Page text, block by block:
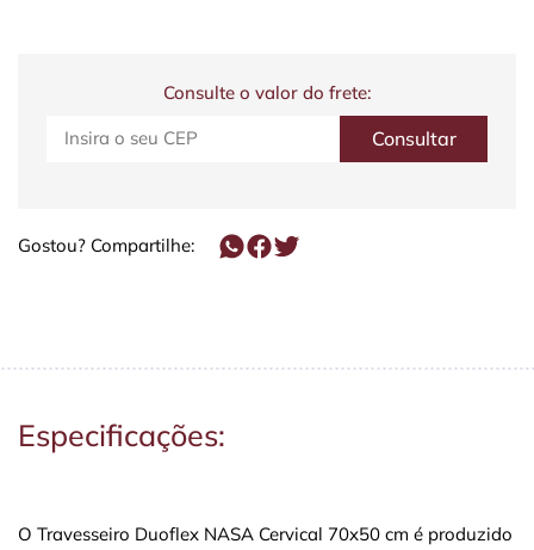
Consulte o valor do frete:
Gostou? Compartilhe:
Especificações:
O Travesseiro Duoflex NASA Cervical 70x50 cm é produzido